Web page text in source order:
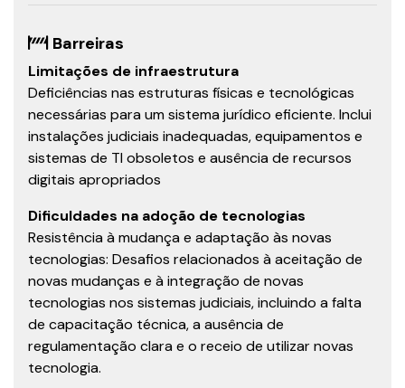
Barreiras
Limitações de infraestrutura
Deficiências nas estruturas físicas e tecnológicas
necessárias para um sistema jurídico eficiente. Inclui
instalações judiciais inadequadas, equipamentos e
sistemas de TI obsoletos e ausência de recursos
digitais apropriados
Dificuldades na adoção de tecnologias
Resistência à mudança e adaptação às novas
tecnologias: Desafios relacionados à aceitação de
novas mudanças e à integração de novas
tecnologias nos sistemas judiciais, incluindo a falta
de capacitação técnica, a ausência de
regulamentação clara e o receio de utilizar novas
tecnologia.